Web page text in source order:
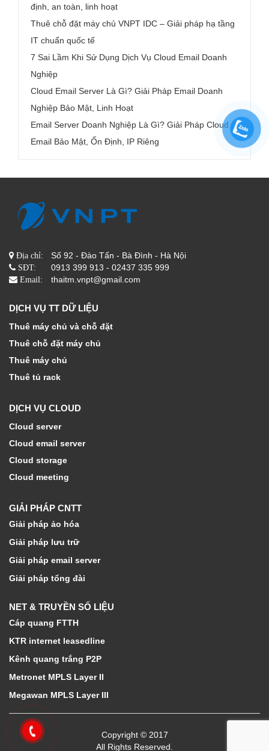
định, an toàn, linh hoạt
Thuê chỗ đặt máy chủ VNPT IDC – Giải pháp hạ tầng
IT chuẩn quốc tế
7 Sai Lầm Khi Sử Dụng Dịch Vụ Cloud Email Doanh
Nghiệp
Cloud Email Server Là Gì? Giải Pháp Email Doanh
Nghiệp Bảo Mật, Linh Hoạt
Email Server Doanh Nghiệp Là Gì? Giải Pháp Cloud
Email Bảo Mật, Ổn Định, IP Riêng
Địa chỉ: Số 92 - Đào Tấn - Bà Đình - Hà Nội
SĐT: 0913 399 913 - 02437 335 999
Email: thaitm.vnpt@gmail.com
DỊCH VỤ TT DỮ LIỆU
Thuê máy chủ và chỗ đặt
Thuê chỗ đặt máy chủ
Thuê máy chủ
Thuê tủ rack
DỊCH VỤ CLOUD
Cloud server
Cloud email server
Cloud storage
Cloud meeting
GIẢI PHÁP CNTT
Giải pháp ảo hóa
Giải pháp lưu trữ
Giải pháp email server
Giải pháp tổng đài
NET & TRUYỀN SỐ LIỆU
Cáp quang FTTH
KTR internet leasedline
Kênh quang trắng P2P
Metronet MPLS Layer II
Megawan MPLS Layer III
Copyright © 2017
All Rights Reserved.